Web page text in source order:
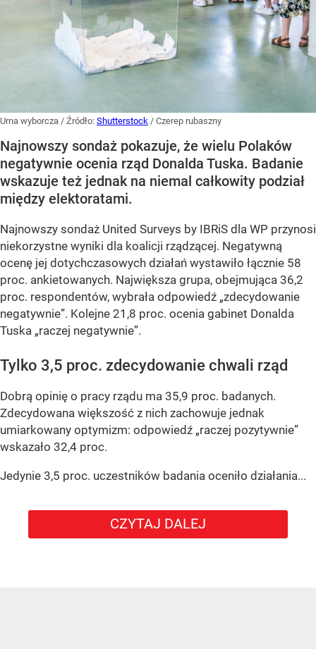
Urna wyborcza / Źródło: Shutterstock / Czerep rubaszny
Najnowszy sondaż pokazuje, że wielu Polaków
negatywnie ocenia rząd Donalda Tuska. Badanie
wskazuje też jednak na niemal całkowity podział
między elektoratami.
Najnowszy sondaż United Surveys by IBRiS dla WP przynosi
niekorzystne wyniki dla koalicji rządzącej. Negatywną
ocenę jej dotychczasowych działań wystawiło łącznie 58
proc. ankietowanych. Największa grupa, obejmująca 36,2
proc. respondentów, wybrała odpowiedź „zdecydowanie
negatywnie”. Kolejne 21,8 proc. ocenia gabinet Donalda
Tuska „raczej negatywnie”.
Tylko 3,5 proc. zdecydowanie chwali rząd
Dobrą opinię o pracy rządu ma 35,9 proc. badanych.
Zdecydowana większość z nich zachowuje jednak
umiarkowany optymizm: odpowiedź „raczej pozytywnie”
wskazało 32,4 proc.
Jedynie 3,5 proc. uczestników badania oceniło działania...
CZYTAJ DALEJ